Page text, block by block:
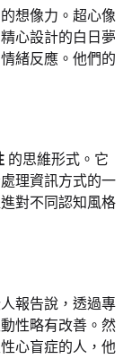
想像力。超心像
心設計的白日夢
緒反應。他們的
的思維形式。它
理資訊方式的一
對不同認知風格
報告說，透過專
性略有改善。然
心盲症的人，他